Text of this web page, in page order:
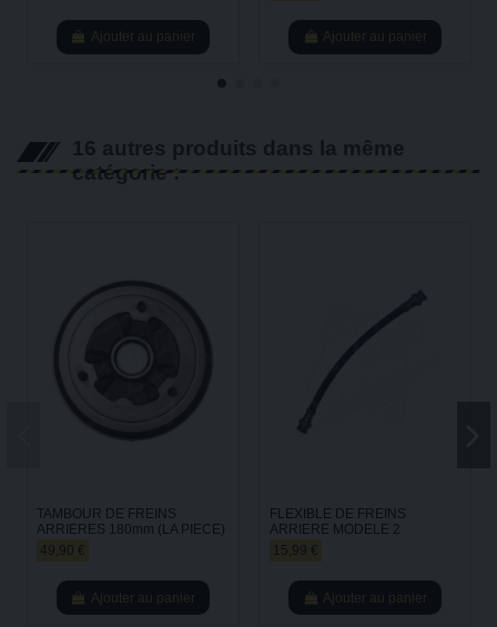
Ajouter au panier Ajouter au panier
16 autres produits dans la même
catégorie :
TAMBOUR DE FREINS
ARRIERES 180mm (LA PIECE)
49,90 €
Ajouter au panier
FLEXIBLE DE FREINS
ARRIERE MODELE 2
15,99 €
Ajouter au panier